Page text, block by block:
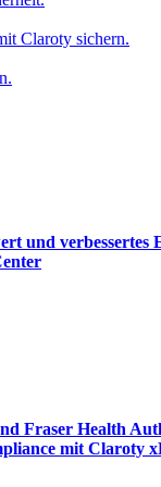
Claroty sichern.
und verbessertes
Fraser Health
mit Claroty